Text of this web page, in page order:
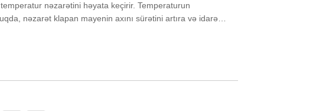
temperatur nəzarətini həyata keçirir. Temperaturun
nəzarət klapan mayenin axını sürətini artıra və idarə
istilik ötürə bilər və bununla da temperaturu artırır.